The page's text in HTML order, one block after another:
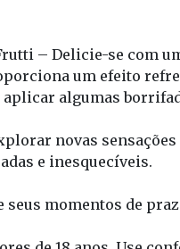
– Delicie-se com
um efeito
algumas
novas
e inesquecíveis.
seus momentos de